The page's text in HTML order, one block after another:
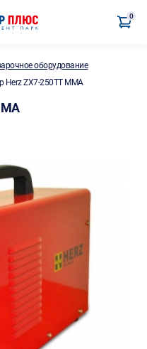
0
оборудование
Herz ZX7-250ТТ MMA